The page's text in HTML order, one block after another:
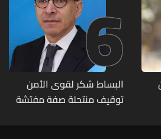
6
البساط شكر لقوى الأمن
توقيف منتحلة صفة مفتشة